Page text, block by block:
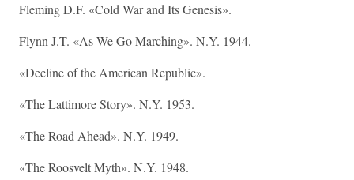
Fleming D.F. «Cold War and Its Genesis».
Flynn J.T. «As We Go Marching». N.Y. 1944.
«Decline of the American Republic».
«The Lattimore Story». N.Y. 1953.
«The Road Ahead». N.Y. 1949.
«The Roosvelt Myth». N.Y. 1948.